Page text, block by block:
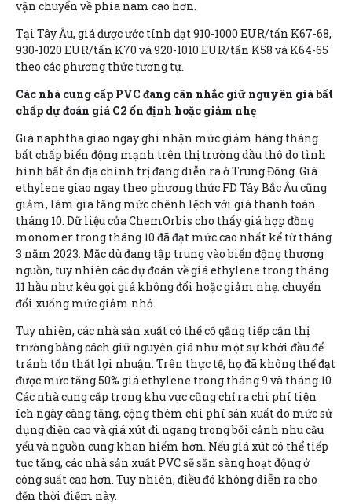
vận chuyển về phía nam cao hơn.
Tại Tây Âu, giá được ước tính đạt 910-1000 EUR/tấn K67-68,
930-1020 EUR/tấn K70 và 920-1010 EUR/tấn K58 và K64-65
theo các phương thức tương tự.
Các nhà cung cấp PVC đang cân nhắc giữ nguyên giá bất
chấp dự đoán giá C2 ổn định hoặc giảm nhẹ
Giá naphtha giao ngay ghi nhận mức giảm hàng tháng
bất chấp biến động mạnh trên thị trường dầu thô do tình
hình bất ổn địa chính trị đang diễn ra ở Trung Đông. Giá
ethylene giao ngay theo phương thức FD Tây Bắc Âu cũng
giảm, làm gia tăng mức chênh lệch với giá thanh toán
tháng 10. Dữ liệu của ChemOrbis cho thấy giá hợp đồng
monomer trong tháng 10 đã đạt mức cao nhất kể từ tháng
3 năm 2023. Mặc dù đang tập trung vào biến động thượng
nguồn, tuy nhiên các dự đoán về giá ethylene trong tháng
11 hầu như kêu gọi giá không đổi hoặc giảm nhẹ. chuyển
đổi xuống mức giảm nhỏ.
Tuy nhiên, các nhà sản xuất có thể cố gắng tiếp cận thị
trường bằng cách giữ nguyên giá như một sự khởi đầu để
tránh tổn thất lợi nhuận. Trên thực tế, họ đã không thể đạt
được mức tăng 50% giá ethylene trong tháng 9 và tháng 10.
Các nhà cung cấp trong khu vực cũng chỉ ra chi phí tiện
ích ngày càng tăng, cộng thêm chi phí sản xuất do mức sử
dụng điện cao và giá xút đi ngang trong bối cảnh nhu cầu
yếu và nguồn cung khan hiếm hơn. Nếu giá xút có thể tiếp
tục tăng, các nhà sản xuất PVC sẽ sẵn sàng hoạt động ở
công suất cao hơn. Tuy nhiên, điều đó không diễn ra cho
đến thời điểm này.